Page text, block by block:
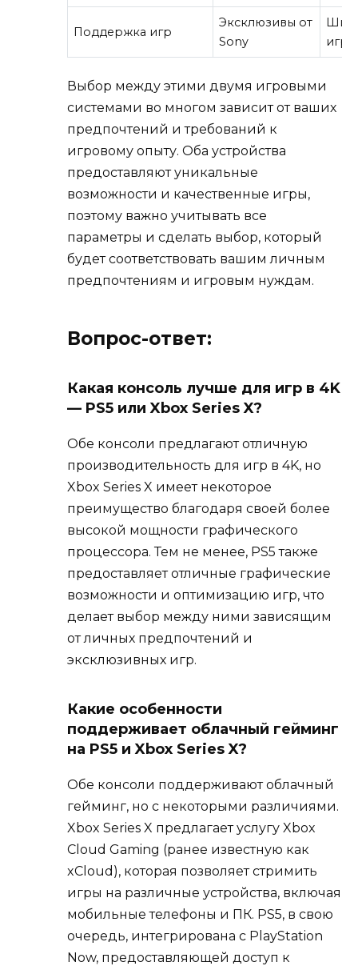
Поддержка игр
Эксклюзивы от
Sony
игр
Выбор между этими двумя игровыми
системами во многом зависит от ваших
предпочтений и требований к
игровому опыту. Оба устройства
предоставляют уникальные
возможности и качественные игры,
поэтому важно учитывать все
параметры и сделать выбор, который
будет соответствовать вашим личным
предпочтениям и игровым нуждам.
Вопрос-ответ:
Какая консоль лучше для игр в 4K
— PS5 или Xbox Series X?
Обе консоли предлагают отличную
производительность для игр в 4K, но
Xbox Series X имеет некоторое
преимущество благодаря своей более
высокой мощности графического
процессора. Тем не менее, PS5 также
предоставляет отличные графические
возможности и оптимизацию игр, что
делает выбор между ними зависящим
от личных предпочтений и
эксклюзивных игр.
Какие особенности
поддерживает облачный гейминг
на PS5 и Xbox Series X?
Обе консоли поддерживают облачный
гейминг, но с некоторыми различиями.
Xbox Series X предлагает услугу Xbox
Cloud Gaming (ранее известную как
xCloud), которая позволяет стримить
игры на различные устройства, включая
мобильные телефоны и ПК. PS5, в свою
очередь, интегрирована с PlayStation
Now, предоставляющей доступ к